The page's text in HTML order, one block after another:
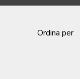
Ordina per